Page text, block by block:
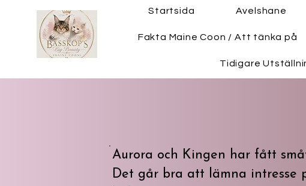
Startsida Avelshane
Fakta Maine Coon / Att tänka på
Tidigare
Aurora och Kingen har fått
Det går bra att lämna intresse